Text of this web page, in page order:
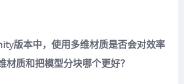
版本中，使用多维材质是否会对效率
材质和把模型分块哪个更好？